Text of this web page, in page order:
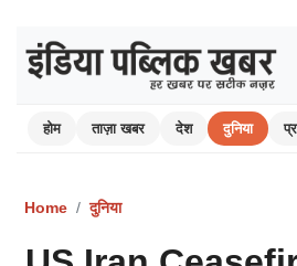
होम ताज़ा खबर देश दुनिया
Home दुनिया